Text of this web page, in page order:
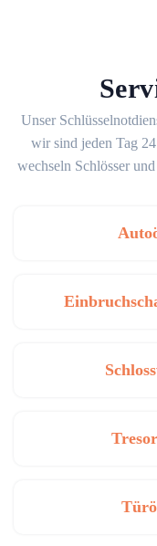
Unser
wir sind jeden Tag
wechseln Schlösser